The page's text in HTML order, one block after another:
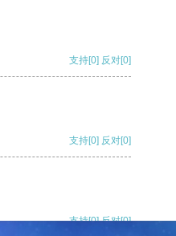
支持[0] 反对[0]
支持[0] 反对[0]
支持[0] 反对[0]